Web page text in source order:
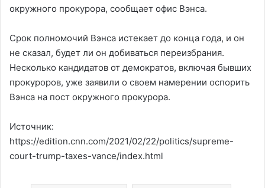
окружного прокурора, сообщает офис Вэнса.
Срок полномочий Вэнса истекает до конца года, и он
не сказал, будет ли он добиваться переизбрания.
Несколько кандидатов от демократов, включая бывших
прокуроров, уже заявили о своем намерении оспорить
Вэнса на пост окружного прокурора.
Источник:
https://edition.cnn.com/2021/02/22/politics/supreme-
court-trump-taxes-vance/index.html